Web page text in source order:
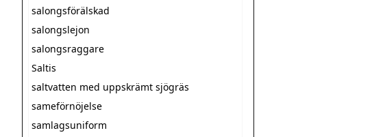
salongsförälskad
salongslejon
salongsraggare
Saltis
saltvatten med uppskrämt sjögräs
sameförnöjelse
samlagsuniform